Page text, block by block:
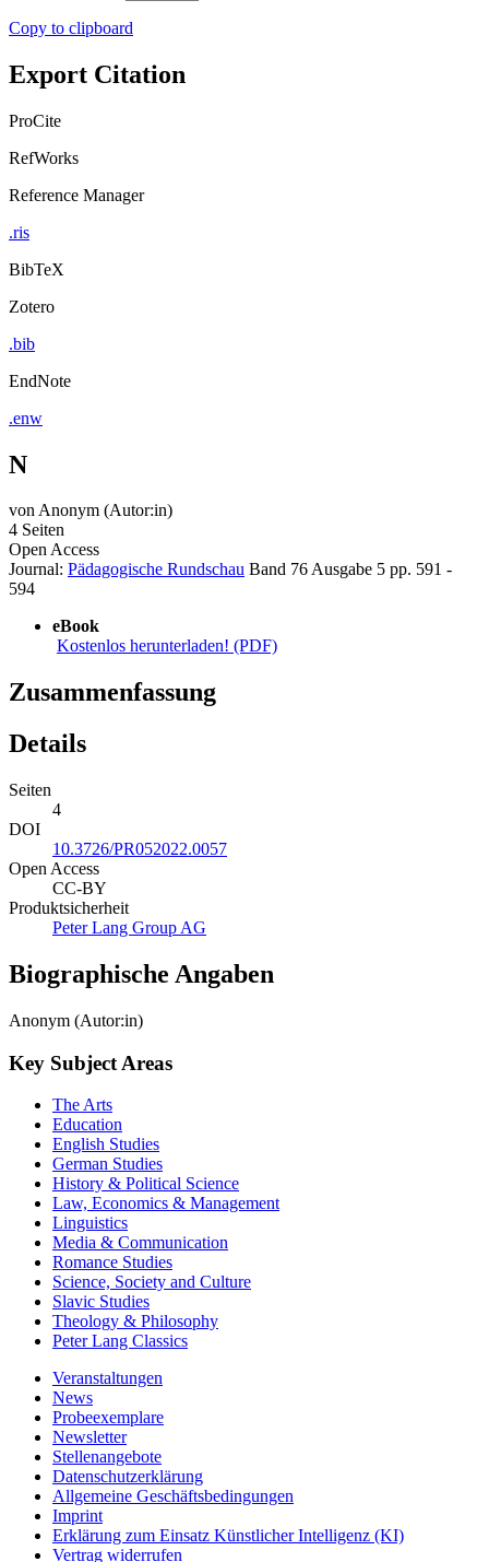
Copy to clipboard
Export Citation
ProCite
RefWorks
Reference Manager
.ris
BibTeX
Zotero
.bib
EndNote
.enw
N
vonAnonym (Autor:in)
4 Seiten
Open Access
Journal: Pädagogische Rundschau Band 76Ausgabe 5 pp. 591 -
594
eBook
Kostenlos herunterladen! (PDF)
Zusammenfassung
Details
Seiten
4
DOI
10.3726/PR052022.0057
Open Access
CC-BY
Produktsicherheit
Peter Lang Group AG
Biographische Angaben
Anonym (Autor:in)
Key Subject Areas
The Arts
Education
English Studies
German Studies
History & Political Science
Law, Economics & Management
Linguistics
Media & Communication
Romance Studies
Science, Society and Culture
Slavic Studies
Theology & Philosophy
Peter Lang Classics
Veranstaltungen
News
Probeexemplare
Newsletter
Stellenangebote
Datenschutzerklärung
Allgemeine Geschäftsbedingungen
Imprint
Erklärung zum Einsatz Künstlicher Intelligenz (KI)
Vertrag widerrufen